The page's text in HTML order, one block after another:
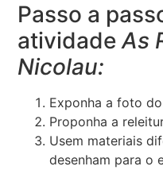
Passo a
atividadeAs
Nicolau:
Exponha a foto
Proponha a
Usem materiais
desenham para o